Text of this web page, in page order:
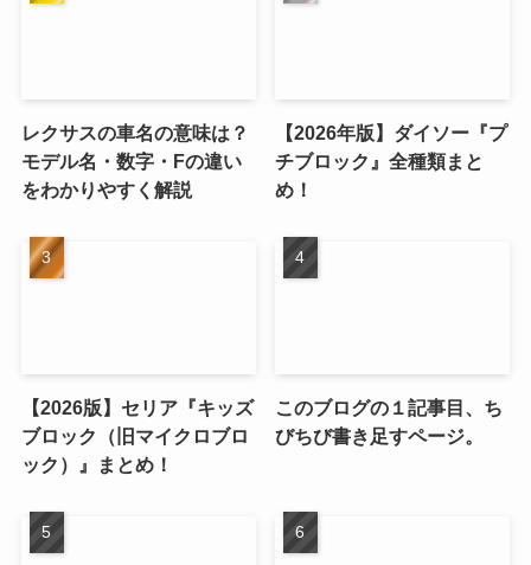
レクサスの車名の意味は？
モデル名・数字・Fの違い
をわかりやすく解説
【2026年版】ダイソー『プ
チブロック』全種類まと
め！
【2026版】セリア『キッズ
ブロック（旧マイクロブロ
ック）』まとめ！
このブログの１記事目、ち
びちび書き足すページ。